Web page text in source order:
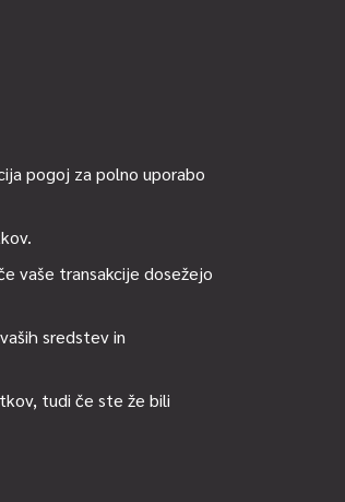
pogoj za polno uporabo
vaše transakcije dosežejo
sredstev in
tudi če ste že bili